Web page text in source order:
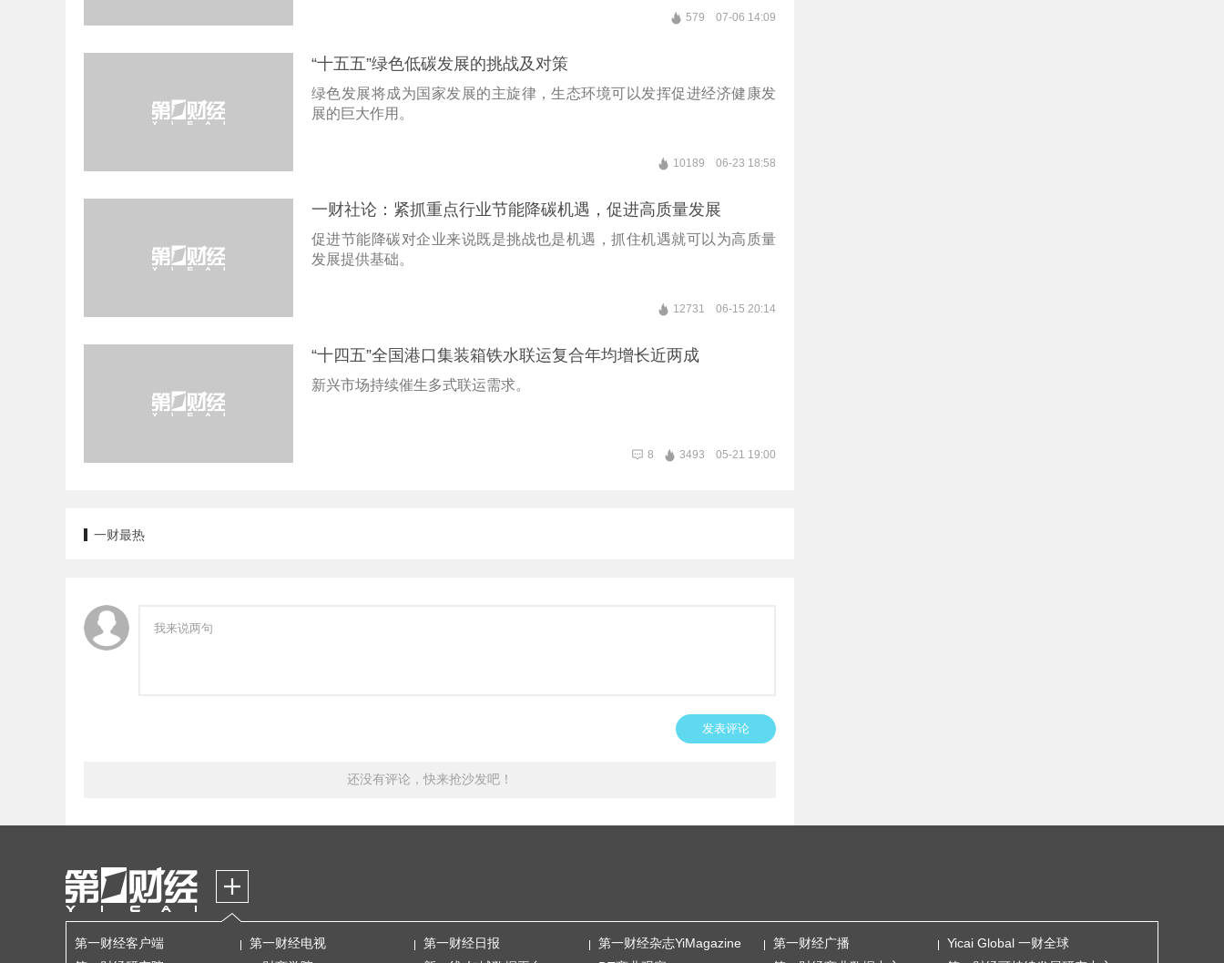
579 07-06 14:09
“十五五”绿色低碳发展的挑战及对策
绿色发展将成为国家发展的主旋律，生态环境可以发挥促进经济健康发
展的巨大作用。
10189 06-23 18:58
一财社论：紧抓重点行业节能降碳机遇，促进高质量发展
促进节能降碳对企业来说既是挑战也是机遇，抓住机遇就可以为高质量
发展提供基础。
12731 06-15 20:14
“十四五”全国港口集装箱铁水联运复合年均增长近两成
新兴市场持续催生多式联运需求。
8 3493 05-21 19:00
一财最热
发表评论
还没有评论，快来抢沙发吧！
第一财经客户端 第一财经电视 第一财经日报 第一财经杂志YiMagazine 第一财经广播
Yicai Global 一财全球